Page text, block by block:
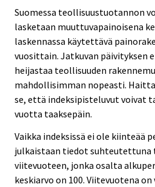
Suomessa teollisuustuotannon
lasketaan muuttuvapainoisena
laskennassa käytettävä
vuosittain. Jatkuvan päivityksen
heijastaa teollisuuden
mahdollisimman nopeasti.
se, että indeksipisteluvut voivat
vuotta taaksepäin.
Vaikka indeksissä ei ole kiinteää
julkaistaan tiedot
viitevuoteen, jonka osalta
keskiarvo on 100. Viitevuotena on